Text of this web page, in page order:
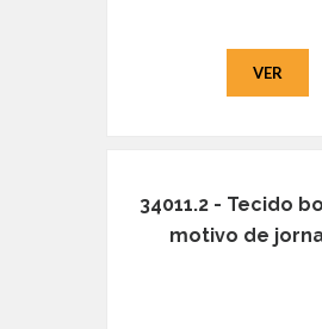
VER
34011.2 - Tecido
motivo de